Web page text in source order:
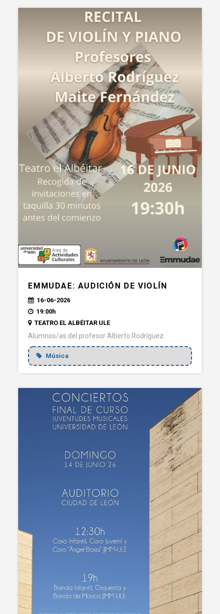
EMMUDAE: AUDICIÓN DE VIOLÍN
16-06-2026
19:00h
TEATRO EL ALBÉITAR ULE
Alumnos/as del profesor Alberto Rodríguez.
Música